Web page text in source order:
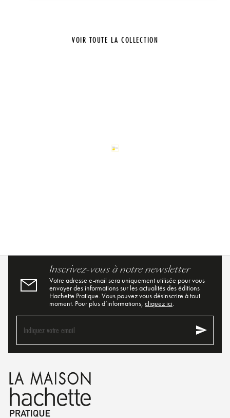
VOIR TOUTE LA COLLECTION
Inscrivez-vous à notre newsletter
Votre adresse e-mail sera uniquement utilisée pour vous
envoyer des informations sur les actualités des éditions
Hachette Pratique. Vous pouvez vous désinscrire à tout
moment. Pour plus d’informations, cliquez ici
Indiquez votre email send